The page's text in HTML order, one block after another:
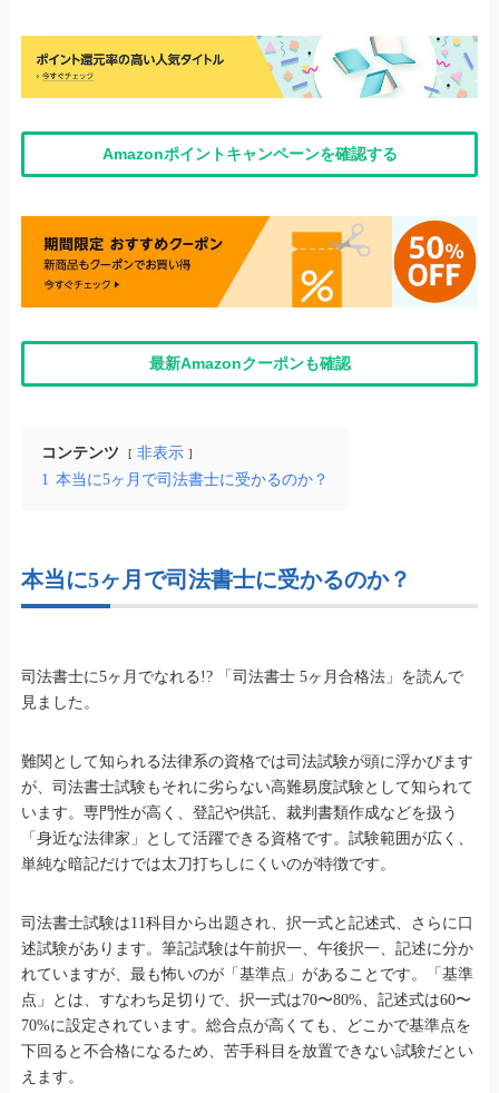
Amazonポイントキャンペーンを確認する
最新Amazonクーポンも確認
コンテンツ
非表示
1 本当に5ヶ月で司法書士に受かるのか？
本当に5ヶ月で司法書士に受かるのか？
司法書士に5ヶ月でなれる!? 「司法書士 5ヶ月合格法」を読んで
見ました。
難関として知られる法律系の資格では司法試験が頭に浮かびます
が、司法書士試験もそれに劣らない高難易度試験として知られて
います。専門性が高く、登記や供託、裁判書類作成などを扱う
「身近な法律家」として活躍できる資格です。試験範囲が広く、
単純な暗記だけでは太刀打ちしにくいのが特徴です。
司法書士試験は11科目から出題され、択一式と記述式、さらに口
述試験があります。筆記試験は午前択一、午後択一、記述に分か
れていますが、最も怖いのが「基準点」があることです。「基準
点」とは、すなわち足切りで、択一式は70〜80%、記述式は60〜
70%に設定されています。総合点が高くても、どこかで基準点を
下回ると不合格になるため、苦手科目を放置できない試験だとい
えます。